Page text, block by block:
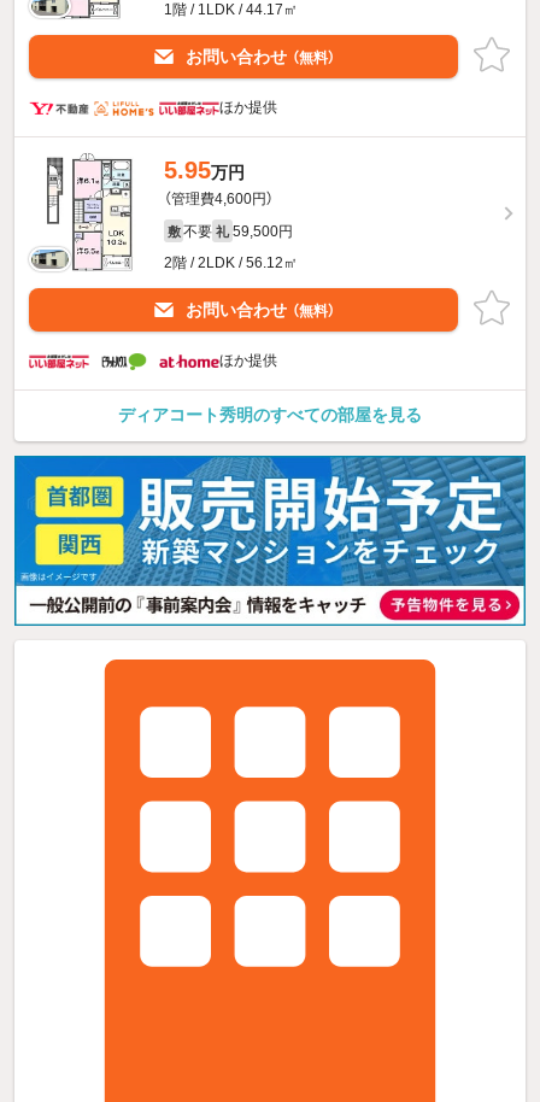
1階 / 1LDK / 44.17㎡
お問い合わせ （無料）
ほか提供
5.95万円
（管理費4,600円）
敷 不要 礼 59,500円
2階 / 2LDK / 56.12㎡
お問い合わせ （無料）
ほか提供
ディアコート秀明のすべての部屋を見る